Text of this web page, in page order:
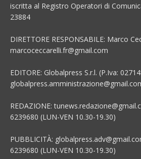
iscritta al Registro Operatori di
23884
DIRETTORE RESPONSABILE: Marco
marcoceccarelli.fr@gmail.com
EDITORE: Globalpress S.r.l. (P.Iva:
REDAZIONE:
6239680 (LUN-VEN 10.30-19.30)
PUBBLICITÀ:
6239680 (LUN-VEN 10.30-19.30)